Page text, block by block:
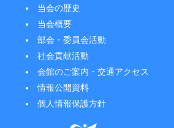
当会の歴史
当会概要
部会・委員会活動
社会貢献活動
会館のご案内・交通アクセス
情報公開資料
個人情報保護方針